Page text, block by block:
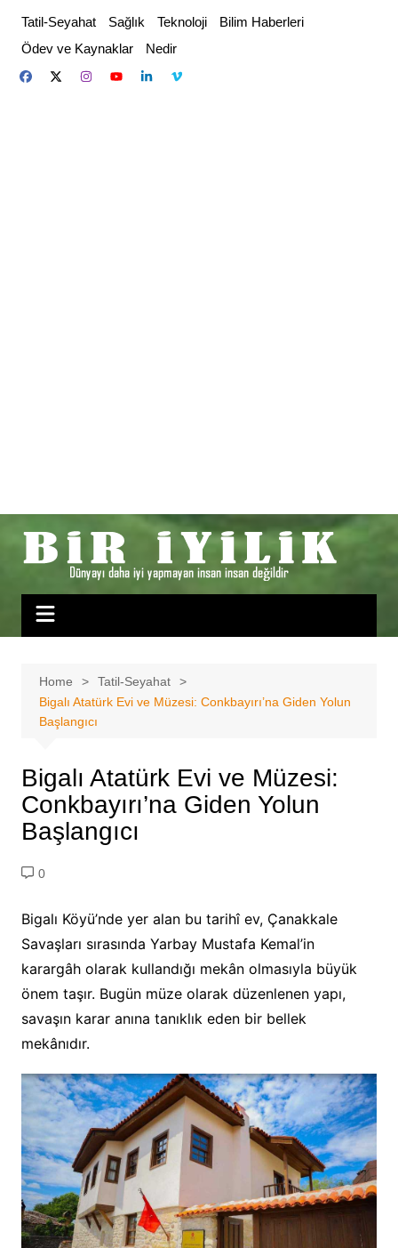
content
Tatil-Seyahat Sağlık Teknoloji
Bilim Haberleri
Ödev ve Kaynaklar
Nedir
Home
Tatil-Seyahat
Bigalı Atatürk Evi ve Müzesi: Conkbayırı’na Giden Yolun
Başlangıcı
Bigalı Atatürk Evi ve Müzesi:
Conkbayırı’na Giden Yolun
Başlangıcı
0
Bigalı Köyü’nde yer alan bu tarihî ev, Çanakkale
Savaşları sırasında Yarbay Mustafa Kemal’in
karargâh olarak kullandığı mekân olmasıyla büyük
önem taşır. Bugün müze olarak düzenlenen yapı,
savaşın karar anına tanıklık eden bir bellek
mekânıdır.